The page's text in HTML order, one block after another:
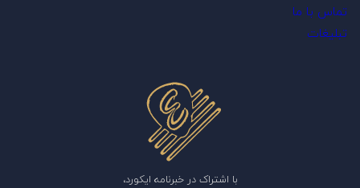
تماس با ما
تبلیغات
با اشتراک در خبرنامه ایکورد،